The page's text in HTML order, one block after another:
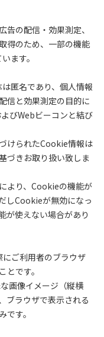
告の配信・効果測定、
得のため、一部の機能
ます。
匿名であり、個人情報
信と効果測定の目的に
びWebビーコンと結び
けられたCookie情報は
づきお取り扱い致しま
より、Cookieの機能が
しCookieが無効になっ
が使えない場合があり
ご利用者のブラウザ
です。
画像イメージ（縦横
ブラウザで表示される
す。